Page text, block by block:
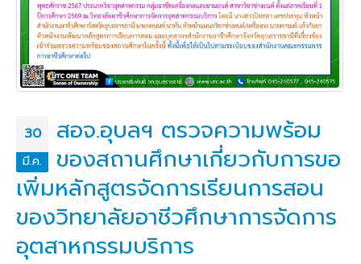
30
มี.ค.
สอจ.อุบลฯ ตรวจความพร้อม
ของสถานศึกษาเกี่ยวกับการขอ
เพิ่มหลักสูตรจัดการเรียนการสอน
ของวิทยาลัยอาชีวศึกษาการจัดการ
อุตสาหกรรมบริการ